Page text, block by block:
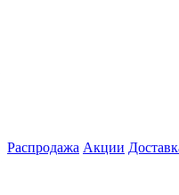
Распродажа Акции